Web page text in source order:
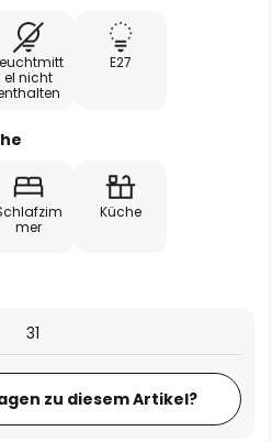
el nicht
E27
mer
Küche
31
zu diesem Artikel?